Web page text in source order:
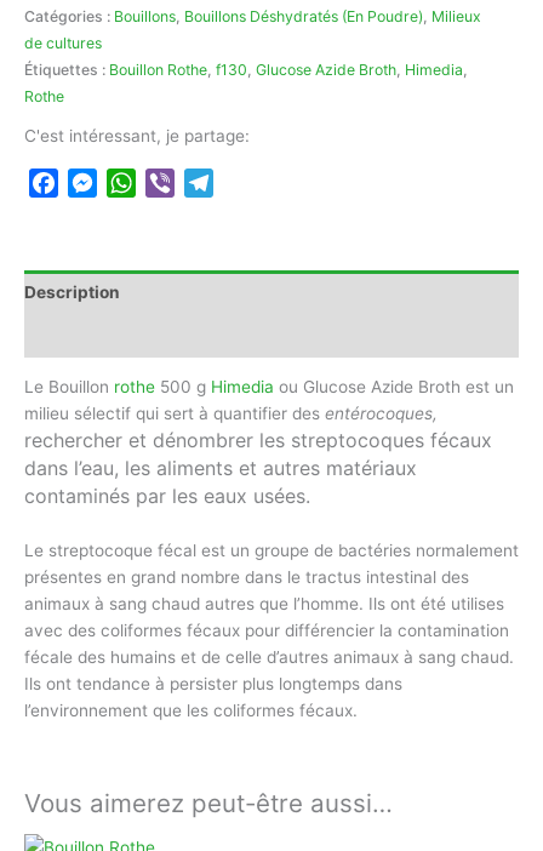
Catégories : Bouillons Bouillons Déshydratés (En Poudre) Milieux
de cultures
Étiquettes : Bouillon Rothe f130 Glucose Azide Broth Himedia
Rothe
C'est intéressant, je partage:
FacebookMessenger
WhatsApp
Viber
Description
Le Bouillon rothe 500 g Himedia ou Glucose Azide Broth est un
milieu sélectif qui sert à quantifier des entérocoques,
rechercher et dénombrer les streptocoques fécaux
dans l’eau, les aliments et autres matériaux
contaminés par les eaux usées.
Le streptocoque fécal est un groupe de bactéries normalement
présentes en grand nombre dans le tractus intestinal des
animaux à sang chaud autres que l’homme. Ils ont été utilises
avec des coliformes fécaux pour différencier la contamination
fécale des humains et de celle d’autres animaux à sang chaud.
Ils ont tendance à persister plus longtemps dans
l’environnement que les coliformes fécaux.
Vous aimerez peut-être aussi…